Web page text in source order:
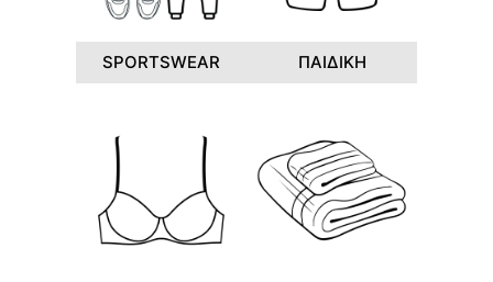
SPORTSWEAR ΠΑΙΔΙΚΗ